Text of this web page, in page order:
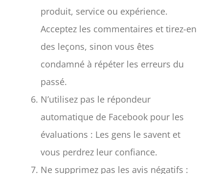
produit, service ou expérience.
Acceptez les commentaires et tirez-en
des leçons, sinon vous êtes
condamné à répéter les erreurs du
passé.
N’utilisez pas le répondeur
automatique de Facebook pour les
évaluations : Les gens le savent et
vous perdrez leur confiance.
Ne supprimez pas les avis négatifs :